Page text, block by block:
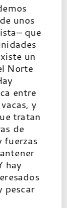
unos
que
un
Norte
entre
y
tratan
de
fuerzas
hay
pescar